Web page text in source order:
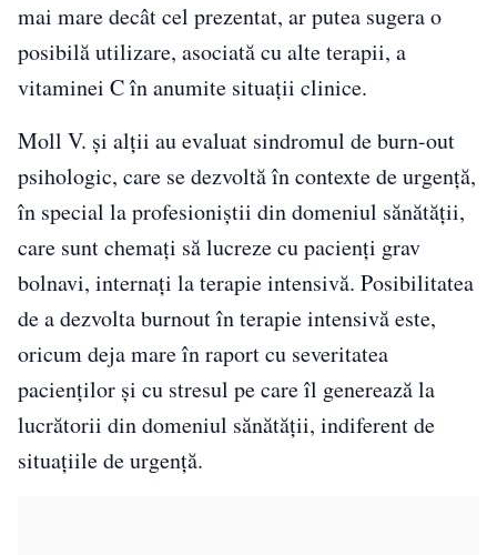
mai mare decât cel prezentat, ar putea sugera o
posibilă utilizare, asociată cu alte terapii, a
vitaminei C în anumite situații clinice.
Moll V. și alții au evaluat sindromul de burn-out
psihologic, care se dezvoltă în contexte de urgență,
în special la profesioniștii din domeniul sănătății,
care sunt chemați să lucreze cu pacienți grav
bolnavi, internați la terapie intensivă. Posibilitatea
de a dezvolta burnout în terapie intensivă este,
oricum deja mare în raport cu severitatea
pacienților și cu stresul pe care îl generează la
lucrătorii din domeniul sănătății, indiferent de
situațiile de urgență.